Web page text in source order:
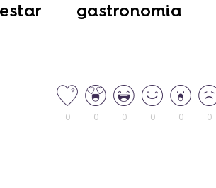
gastronomia
0 0 0 0 0 0